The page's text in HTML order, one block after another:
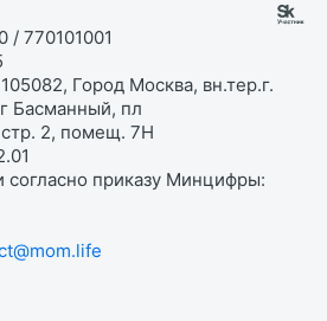
770101001
Город Москва, вн.тер.г.
Басманный, пл
стр. 2, помещ. 7Н
согласно приказу Минцифры: